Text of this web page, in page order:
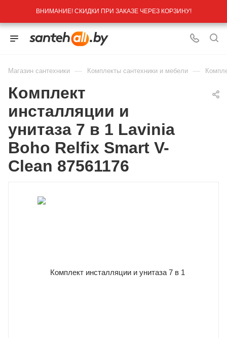
ВНИМАНИЕ! СКИДКИ ПРИ ЗАКАЗЕ ЧЕРЕЗ КОРЗИНУ!
Магазин сантехники — Комплекты сантехники и мебели —
Комплект
инсталляции и
унитаза 7 в 1 Lavinia
Boho Relfix Smart V-
Clean 87561176